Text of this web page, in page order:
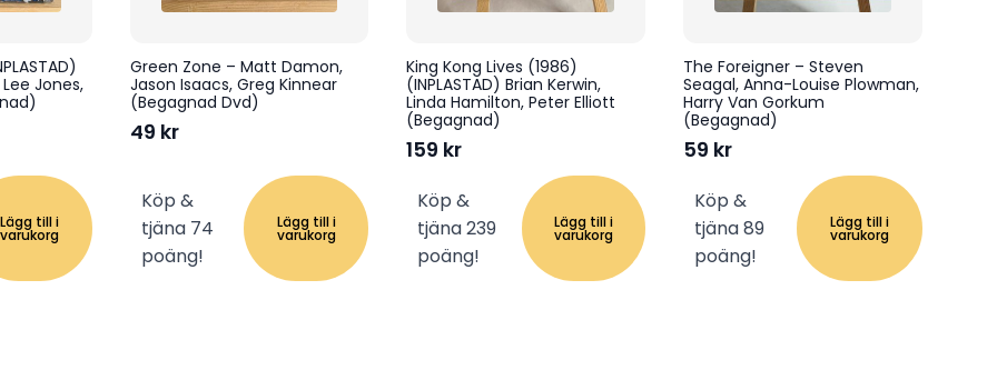
Jones,
Lägg till i
varukorg
Green Zone – Matt Damon,
Jason Isaacs, Greg Kinnear
(Begagnad Dvd)
49 kr
Köp &
tjäna 74
poäng!
Lägg till i
varukorg
King Kong Lives (1986)
(INPLASTAD) Brian Kerwin,
Linda Hamilton, Peter Elliott
(Begagnad)
159 kr
Köp &
tjäna 239
poäng!
Lägg till i
varukorg
The Foreigner – Steven
Seagal, Anna-Louise Plowman,
Harry Van Gorkum
(Begagnad)
59 kr
Köp &
tjäna 89
poäng!
Lägg till i
varukorg